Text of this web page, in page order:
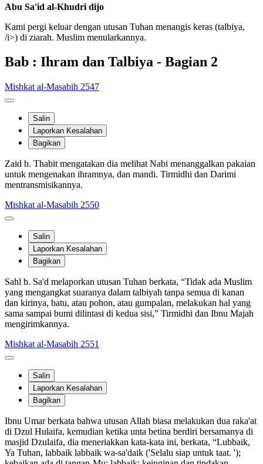
Abu Sa'id al-Khudri dijo
Kami pergi keluar dengan utusan Tuhan menangis keras (talbiya,
/i>) di ziarah. Muslim menularkannya.
Bab : Ihram dan Talbiya - Bagian 2
Mishkat al-Masabih 2547
Salin
Laporkan Kesalahan
Bagikan
Zaid b. Thabit mengatakan dia melihat Nabi menanggalkan pakaian
untuk mengenakan ihramnya, dan mandi. Tirmidhi dan Darimi
mentransmisikannya.
Mishkat al-Masabih 2550
Salin
Laporkan Kesalahan
Bagikan
Sahl b. Sa'd melaporkan utusan Tuhan berkata, “Tidak ada Muslim
yang mengangkat suaranya dalam talbiyah tanpa semua di kanan
dan kirinya, batu, atau pohon, atau gumpalan, melakukan hal yang
sama sampai bumi dilintasi di kedua sisi,” Tirmidhi dan Ibnu Majah
mengirimkannya.
Mishkat al-Masabih 2551
Salin
Laporkan Kesalahan
Bagikan
Ibnu Umar berkata bahwa utusan Allah biasa melakukan dua raka'at
di Dzul Hulaifa, kemudian ketika unta betina berdiri bersamanya di
masjid Dzulaifa, dia meneriakkan kata-kata ini, berkata, “Lubbaik,
Ya Tuhan, labbaik labbaik wa-sa'daik ('Selalu siap untuk taat. ');